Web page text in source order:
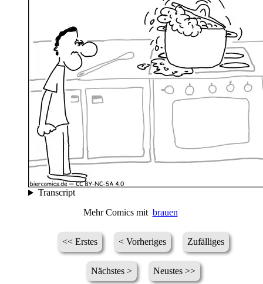
Transcript
Mehr Comics mit brauen
<< Erstes < Vorheriges Zufälliges
Nächstes > Neustes >>